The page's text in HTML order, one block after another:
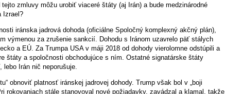
zmluvy môžu urobiť viaceré štáty (aj Irán) a bude medzinárodné
Izrael?
iránska jadrová dohoda (oficiálne Spoločný komplexný akčný plán),
výmenou za zrušenie sankcií. Dohodu s Iránom uzavrelo päť stálych
a EÚ. Za Trumpa USA v máji 2018 od dohody vierolomne odstúpili a
štáty a spoločnosti obchodujúce s ním. Ostatné signatárske štáty
Irán nič neporušuje.
obnoviť platnosť iránskej jadrovej dohody. Trump však bol v „boji
rokovaniach stále stanovoval nové požiadavky, zavádzal a klamal, takže